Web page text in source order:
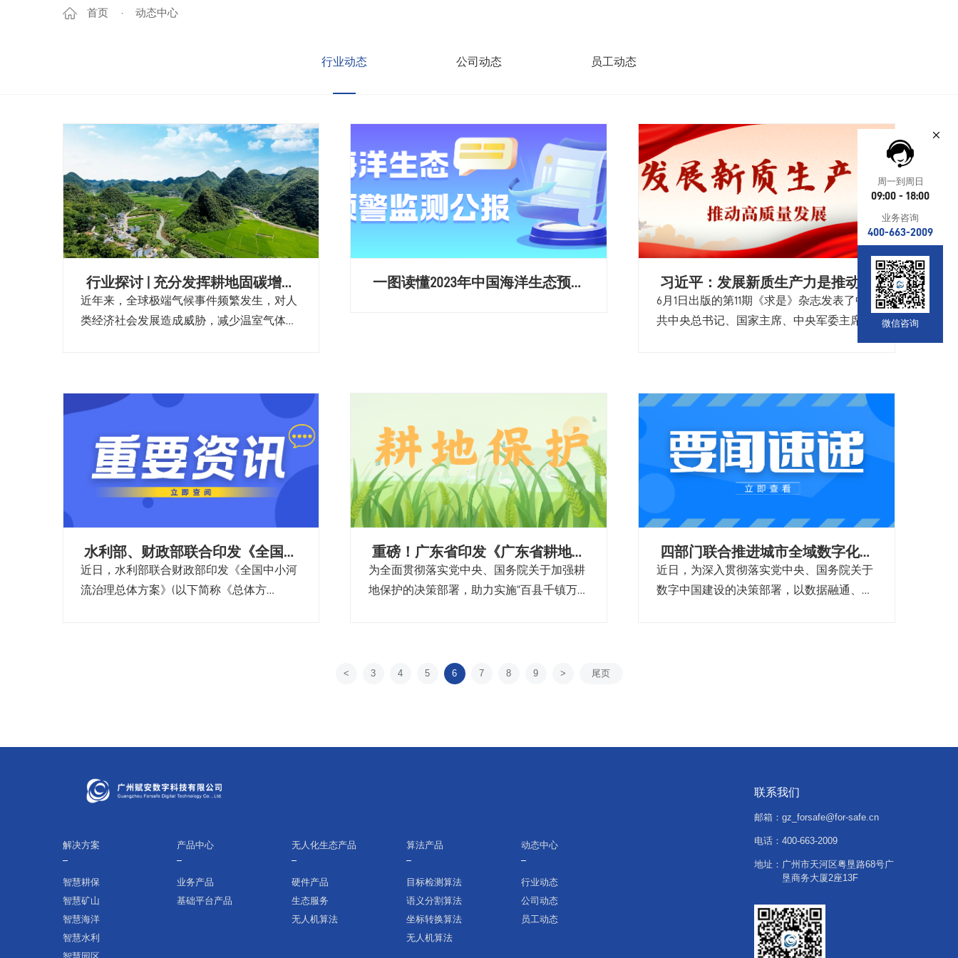
首页 动态中心
行业动态 公司动态 员工动态
行业探讨 | 充分发挥耕地固碳增汇
作用 实现可持续高质量发展
近年来，全球极端气候事件频繁发生，对人
类经济社会发展造成威胁，减少温室气体排
一图读懂2023年中国海洋生态预警
习近平：发展新质生产力是推动高
质量发展的内在要求和重要着力点
6月1日出版的第11期《求是》杂志发表了中
共中央总书记、国家主席、中央军委主席习
近平的重要文章《发展新质生产力是推动高
展的一些认识。
水利部、财政部联合印发《全国中
小河流治理总体方案》
近日，水利部联合财政部印发《全国中小河
流治理总体方案》(以下简称《总体方
重磅！广东省印发《广东省耕地保
护专项规划（2021-2035年）》
为全面贯彻落实党中央、国务院关于加强耕
地保护的决策部署，助力实施“百县千镇万村
统筹安排耕地保护重大行动和重点工程，为
四部门联合推进城市全域数字化转
型
近日，为深入贯彻落实党中央、国务院关于
数字中国建设的决策部署，以数据融通、开
< 3 4 5 6 7 8 9 > 尾页
周一到周日
09:00 - 18:00
业务咨询
400-663-2009
微信咨询
解决方案
智慧耕保
智慧矿山
智慧海洋
智慧水利
产品中心
业务产品
基础平台产品
无人化生态产品
硬件产品
生态服务
无人机算法
算法产品
目标检测算法
语义分割算法
坐标转换算法
无人机算法
动态中心
行业动态
公司动态
员工动态
联系我们
邮箱：gz_forsafe@for-safe.cn
电话：400-663-2009
地址： 广州市天河区粤垦路68号广
垦商务大厦2座13F